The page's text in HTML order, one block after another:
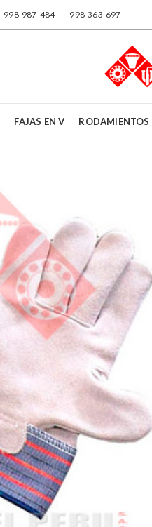
998-987-484 998-363-697
FAJAS EN V RODAMIENTOS